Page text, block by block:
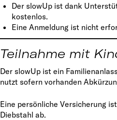
Der slowUp ist dank
kostenlos.
Eine Anmeldung ist nicht
Teilnahme mit
Der slowUp ist ein
nutzt sofern vorhanden
Eine persönliche Versicherung
Diebstahl ab.